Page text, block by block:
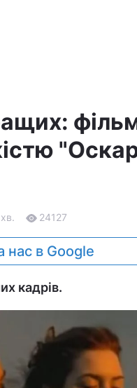
24127
нас в Google
кадрів.